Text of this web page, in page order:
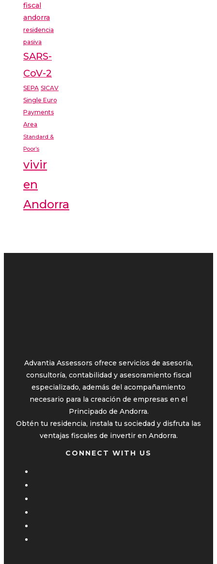
fiscal
andorra
residencia
pasiva
SARS-
CoV-2
SEPA SICAV
Single Euro
Payments
Area
Standard &
Poor’s
vivir
en
Andorra
Advantia Assessors ofrece servicios de asesoría,
consultoría, contabilidad y asesoramiento fiscal
especializado, además del acompañamiento
necesario para la creación de empresas en el
Principado de Andorra.
Obtén tu residencia, instala tu sociedad y disfruta las
ventajas fiscales de invertir en Andorra.
CONNECT WITH US